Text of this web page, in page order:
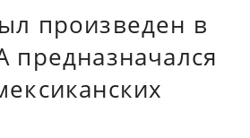
произведен в
предназначался